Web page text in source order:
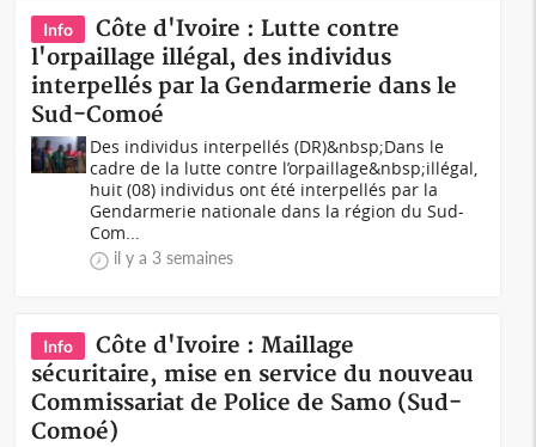
Info
Côte d'Ivoire : Lutte contre
l'orpaillage illégal, des individus
interpellés par la Gendarmerie dans le
Sud-Comoé
Des individus interpellés (DR)&nbsp;Dans le
cadre de la lutte contre l’orpaillage&nbsp;illégal,
huit (08) individus ont été interpellés par la
Gendarmerie nationale dans la région du Sud-
Com...
il y a 3 semaines
Info
Côte d'Ivoire : Maillage
sécuritaire, mise en service du nouveau
Commissariat de Police de Samo (Sud-
Comoé)